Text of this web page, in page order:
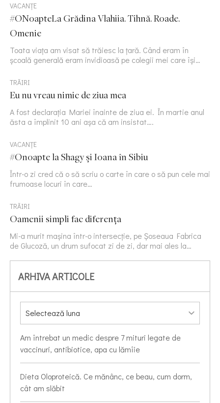
VACANȚE
#ONoapteLa Grădina Vlahiia. Tihnă. Roade.
Omenie
Toata viața am visat să trăiesc la țară. Când eram în
școală generală eram invidioasă pe colegii mei care își…
TRĂIRI
Eu nu vreau nimic de ziua mea
A fost declarația Mariei înainte de ziua ei. În martie anul
ăsta a împlinit 10 ani așa că am insistat….
VACANȚE
#Onoapte la Shagy și Ioana în Sibiu
Într-o zi cred că o să scriu o carte în care o să pun cele mai
frumoase locuri în care…
TRĂIRI
Oamenii simpli fac diferența
Mi-a murit mașina într-o intersecție, pe Șoseaua Fabrica
de Glucoză, un drum sufocat zi de zi, dar mai ales la…
ARHIVA ARTICOLE
Am întrebat un medic despre 7 mituri legate de
vaccinuri, antibiotice, apa cu lămîie
Dieta Oloproteică. Ce mănânc, ce beau, cum dorm,
cât am slăbit